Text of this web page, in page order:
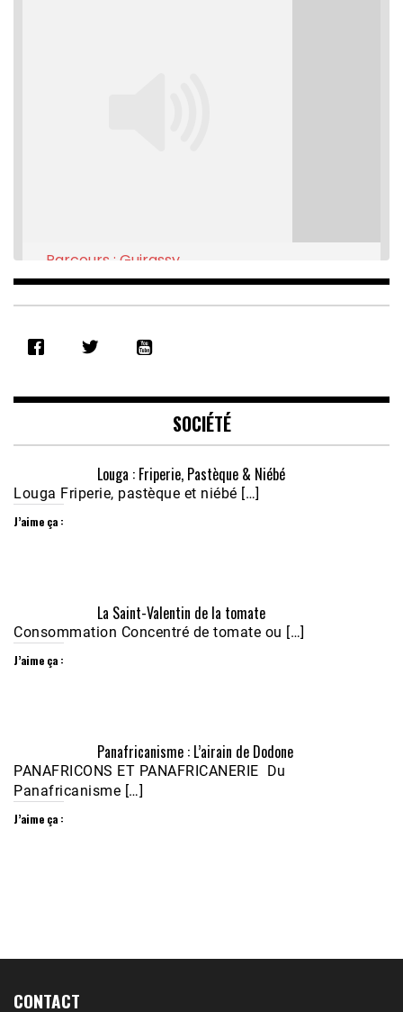
RSS FEED
EMBED
Parcours : Guirassy
Feb 16, 2021 • 28:08
Nobana (Podologue)
Feb 24, 2021 • 28mn
SOCIÉTÉ
Louga : Friperie, Pastèque & Niébé
Louga Friperie, pastèque et niébé […]
J’aime ça :
La Saint-Valentin de la tomate
Consommation Concentré de tomate ou […]
J’aime ça :
Panafricanisme : L’airain de Dodone
PANAFRICONS ET PANAFRICANERIE Du
Panafricanisme […]
J’aime ça :
CONTACT